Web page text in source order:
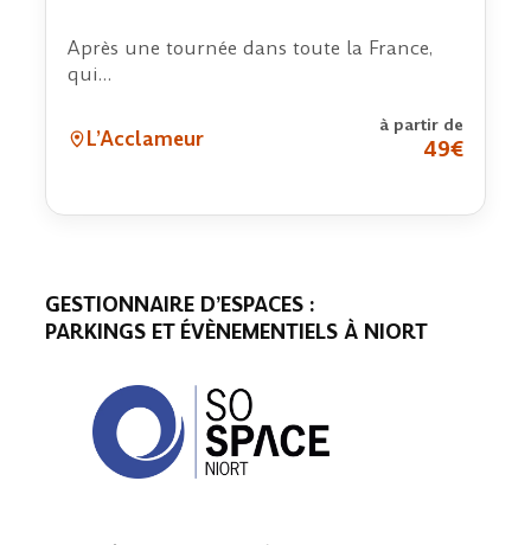
Après une tournée dans toute la France,
qui…
L’Acclameur
à partir de
49€
GESTIONNAIRE D’ESPACES :
PARKINGS ET ÉVÈNEMENTIELS À NIORT